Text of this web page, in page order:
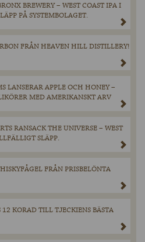
BREWERY – WEST COAST IPA I
PÅ SYSTEMBOLAGET.
FRÅN HEAVEN HILL DISTILLERY!
LANSERAR APPLE OCH HONEY –
MED AMERIKANSKT ARV
RANSACK THE UNIVERSE – WEST
SLÄPP.
FRÅN PRISBELÖNTA
KORAD TILL TJECKIENS BÄSTA